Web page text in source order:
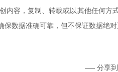
内容，复制、转载或以其他任何方
数据准确可靠，但不保证数据绝
分享到